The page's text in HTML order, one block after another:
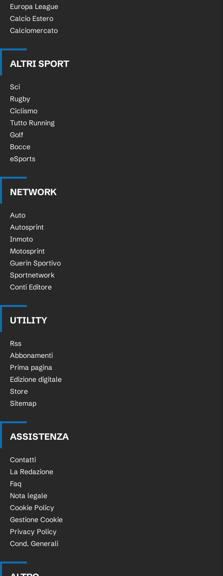
Europa League
Calcio Estero
Calciomercato
ALTRI SPORT
Sci
Rugby
Ciclismo
Tutto Running
Golf
Bocce
eSports
NETWORK
Auto
Autosprint
Inmoto
Motosprint
Guerin Sportivo
Sportnetwork
Conti Editore
UTILITY
Rss
Abbonamenti
Prima pagina
Edizione digitale
Store
Sitemap
ASSISTENZA
Contatti
La Redazione
Faq
Nota legale
Cookie Policy
Gestione Cookie
Privacy Policy
Cond. Generali